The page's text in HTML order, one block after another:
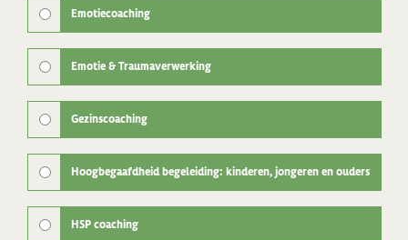
Emotiecoaching
Emotie & Traumaverwerking
Gezinscoaching
Hoogbegaafdheid begeleiding: kinderen, jongeren en ouders
HSP coaching